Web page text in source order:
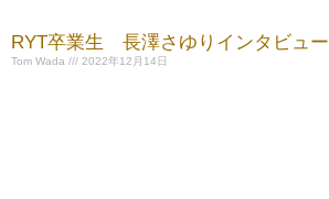
RYT卒業生 長澤さゆりインタビュー
Tom Wada 2022年12月14日